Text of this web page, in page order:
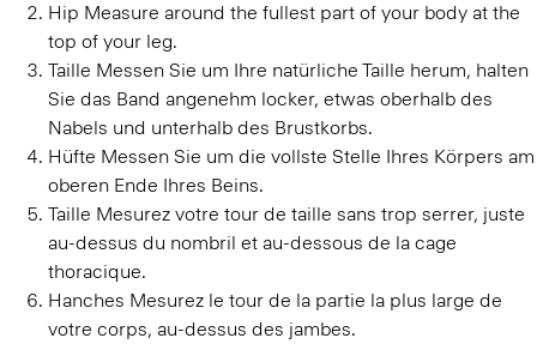
Hip Measure around the fullest part of your body at the
top of your leg.
Taille Messen Sie um Ihre natürliche Taille herum, halten
Sie das Band angenehm locker, etwas oberhalb des
Nabels und unterhalb des Brustkorbs.
Hüfte Messen Sie um die vollste Stelle Ihres Körpers am
oberen Ende Ihres Beins.
Taille Mesurez votre tour de taille sans trop serrer, juste
au-dessus du nombril et au-dessous de la cage
thoracique.
Hanches Mesurez le tour de la partie la plus large de
votre corps, au-dessus des jambes.